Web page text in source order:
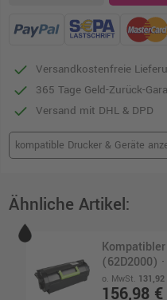
Versandkostenfreie
365 Tage Geld-Zurück-
Versand mit DHL & DPD
kompatible Drucker & Geräte
Ähnliche Artikel:
(62D2000)
o. MwSt. 131,92
156,98 €